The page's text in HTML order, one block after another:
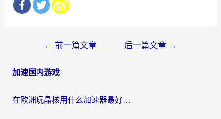
导
← 前一篇文章 后一篇文章 →
加速国内游戏
在欧洲玩晶核用什么加速器最好呢？一个老玩家的真心话